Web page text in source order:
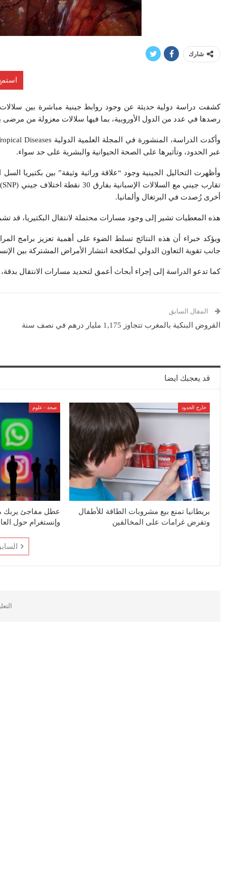
شارك
كشفت دراسة دولية حديثة عن وجود روابط جينية مباشرة بين
رصدها في عدد من الدول الأوروبية، بما فيها سلالات معزولة من مرضى
عبر الحدود، وتأثيرها على الصحة الحيوانية والبشرية على حد سواء.
وأظهرت التحاليل الجينية وجود “علاقة وراثية وثيقة” بين بكتيريا
أخرى رُصدت في البرتغال وألمانيا.
هذه المعطيات تشير إلى وجود مسارات محتملة لانتقال البكتيريا، قد
ويؤكد خبراء أن هذه النتائج تسلط الضوء على أهمية تعزيز برامج
جانب تقوية التعاون الدولي لمكافحة انتشار الأمراض المشتركة بين
كما تدعو الدراسة إلى إجراء أبحاث أعمق لتحديد مسارات الانتقال
المقال السابق
القروض البنكية بالمغرب تتجاوز 1,175 مليار درهم في نصف سنة
قد يعجبك ايضا
خارج الحدود
بريطانيا تمنع بيع مشروبات الطاقة للأطفال
وتفرض غرامات على المخالفين
صحة - علوم
عطل مفاجئ يربك
وإنستغرام حول